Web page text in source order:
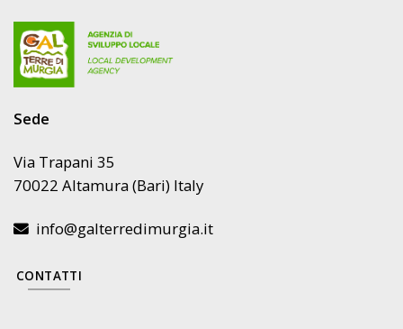
Sede
Via Trapani 35
70022 Altamura (Bari) Italy
info@galterredimurgia.it
CONTATTI